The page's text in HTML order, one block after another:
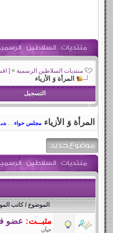
منتديات السلاطين الرسمية >
[
المرأة وَ الأزياء
التسجيل
المرأة وَ الأزياء مجلس حواء . .
الموضوع/كاتب
مثبــت: عضو
جيآن